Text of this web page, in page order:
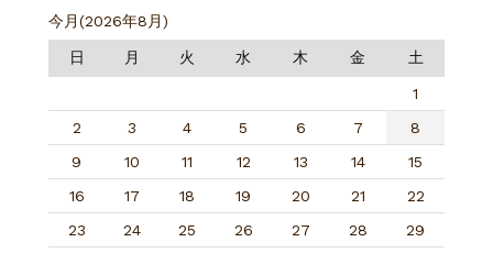
今月(2026年8月)
日 月 火 水 木 金 土
1
2
3 4 5 6 7
8
9
10 11 12 13 14
15
16
17 18 19 20 21
22
23
24 25 26 27 28
29